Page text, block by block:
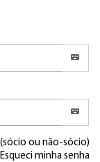
ou não-sócio)
Esqueci minha senha